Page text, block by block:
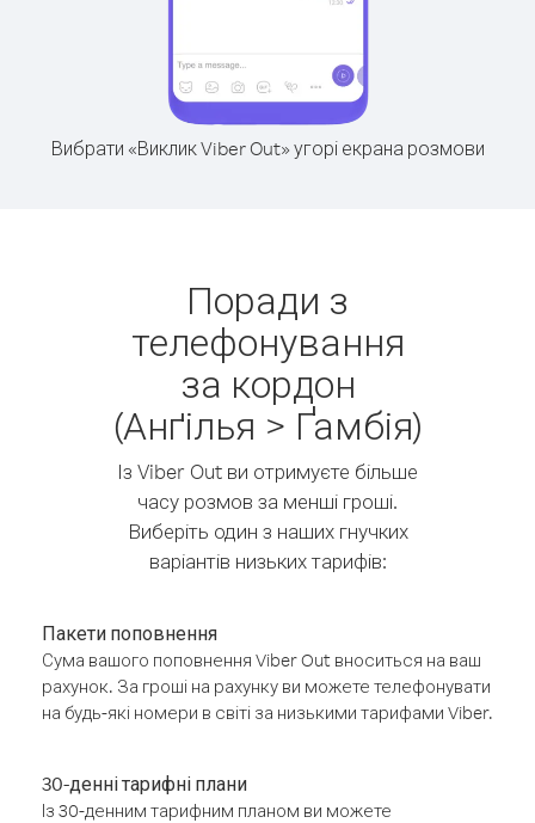
Вибрати «Виклик Viber Out» угорі екрана розмови
Поради з
телефонування
за кордон
(Анґілья > Ґамбія)
Із Viber Out ви отримуєте більше
часу розмов за менші гроші.
Виберіть один з наших гнучких
варіантів низьких тарифів:
Пакети поповнення
Сума вашого поповнення Viber Out вноситься на ваш
рахунок. За гроші на рахунку ви можете телефонувати
на будь-які номери в світі за низькими тарифами Viber.
30-денні тарифні плани
Із 30-денним тарифним планом ви можете